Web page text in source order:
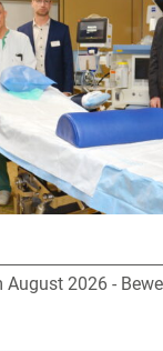
August 2026 -